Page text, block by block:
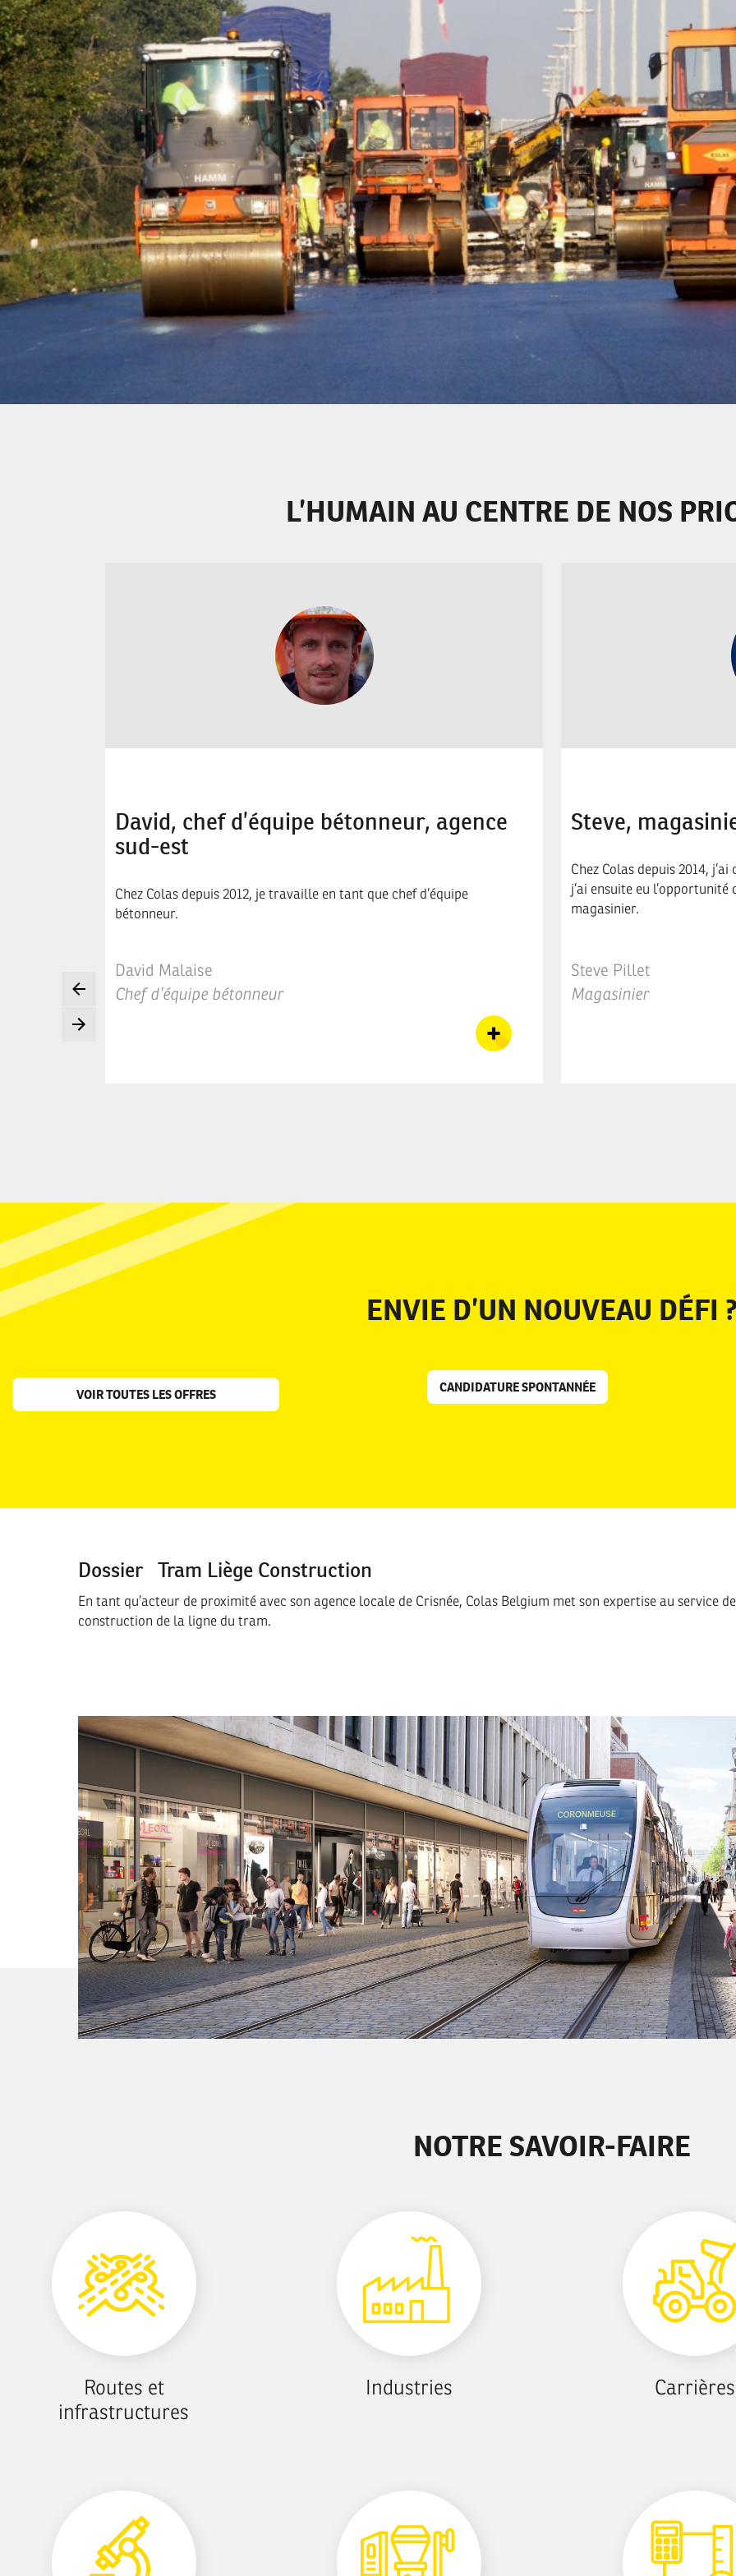
WE OPEN THE
L’HUMAIN AU CENTRE DE NOS
David, chef d’équipe bétonneur, agence
sud-est
Chez Colas depuis 2012, je travaille en tant que chef d’équipe
bétonneur.
David Malaise
Chef d’équipe bétonneur
Steve,
Chez Colas depuis 2014,
j’ai ensuite eu
magasinier.
Steve Pillet
Magasinier
ENVIE D’UN NOUVEAU DÉFI
VOIR TOUTES LES OFFRES CANDIDATURE SPONTANNÉE
Dossier Tram Liège Construction
En tant qu’acteur de proximité avec son agence locale de Crisnée, Colas Belgium met son expertise au service
construction de la ligne du tram.
Image
NOTRE SAVOIR-FAIRE
Routes et
infrastructures
Industries Carrières